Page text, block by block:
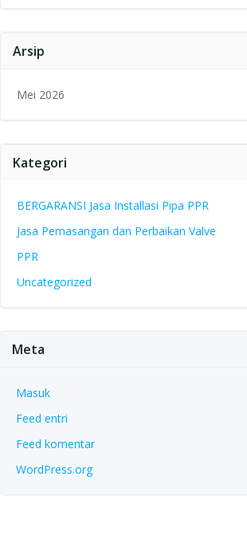
Arsip
Mei 2026
Kategori
BERGARANSI Jasa Installasi Pipa PPR
Jasa Pemasangan dan Perbaikan Valve
PPR
Uncategorized
Meta
Masuk
Feed entri
Feed komentar
WordPress.org